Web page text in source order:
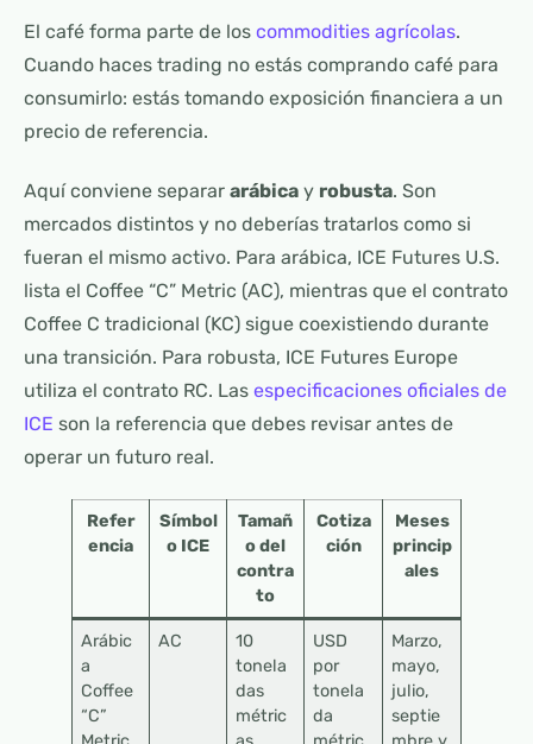
El café forma parte de los commodities agrícolas.
Cuando haces trading no estás comprando café para
consumirlo: estás tomando exposición financiera a un
precio de referencia.
Aquí conviene separar arábica y robusta. Son
mercados distintos y no deberías tratarlos como si
fueran el mismo activo. Para arábica, ICE Futures U.S.
lista el Coffee “C” Metric (AC), mientras que el contrato
Coffee C tradicional (KC) sigue coexistiendo durante
una transición. Para robusta, ICE Futures Europe
utiliza el contrato RC. Las especificaciones oficiales de
ICE son la referencia que debes revisar antes de
operar un futuro real.
Refer
encia
Símbol
o ICE
Tamañ
o del
contra
to
Cotiza
ción
Meses
princip
ales
Arábic
a
Coffee
“C”
AC
10
tonela
das
métric
USD
por
tonela
da
Marzo,
mayo,
julio,
septie